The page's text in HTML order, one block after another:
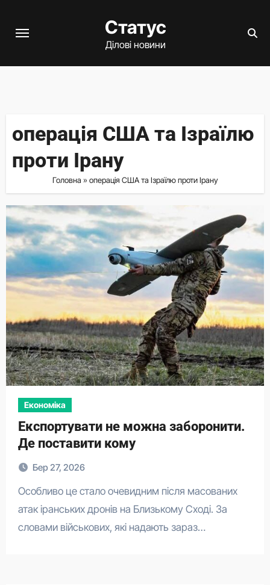
Статус
Ділові новини
операція США та Ізраїлю
проти Ірану
Головна » операція США та Ізраїлю проти Ірану
Економіка
Експортувати не можна заборонити.
Де поставити кому
Бер 27, 2026
Особливо це стало очевидним після масованих
атак іранських дронів на Близькому Сході. За
словами військових, які надають зараз…